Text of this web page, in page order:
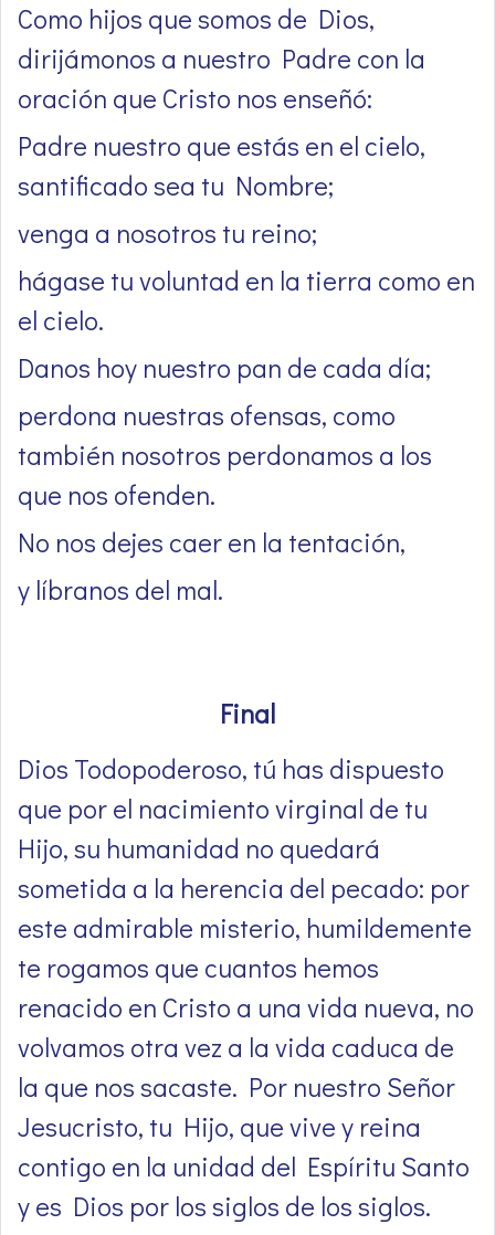
Como hijos que somos de Dios,
dirijámonos a nuestro Padre con la
oración que Cristo nos enseñó:
Padre nuestro que estás en el cielo,
santificado sea tu Nombre;
venga a nosotros tu reino;
hágase tu voluntad en la tierra como en
el cielo.
Danos hoy nuestro pan de cada día;
perdona nuestras ofensas, como
también nosotros perdonamos a los
que nos ofenden.
No nos dejes caer en la tentación,
y líbranos del mal.
Final
Dios Todopoderoso, tú has dispuesto
que por el nacimiento virginal de tu
Hijo, su humanidad no quedará
sometida a la herencia del pecado: por
este admirable misterio, humildemente
te rogamos que cuantos hemos
renacido en Cristo a una vida nueva, no
volvamos otra vez a la vida caduca de
la que nos sacaste. Por nuestro Señor
Jesucristo, tu Hijo, que vive y reina
contigo en la unidad del Espíritu Santo
y es Dios por los siglos de los siglos.